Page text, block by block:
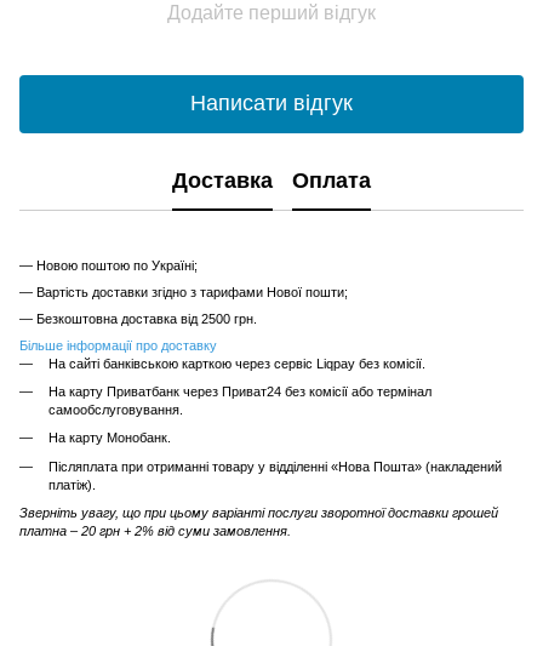
Додайте перший відгук
Написати відгук
Доставка Оплата
— Новою поштою по Україні;
— Вартість доставки згідно з тарифами Нової пошти;
— Безкоштовна доставка від 2500 грн.
Більше інформації про доставку
На сайті банківською карткою через сервіс Liqpay без комісії.
На карту Приватбанк через Приват24 без комісії або термінал
самообслуговування.
На карту Монобанк.
Післяплата при отриманні товару у відділенні «Нова Пошта» (накладений
платіж).
Зверніть увагу, що при цьому варіанті послуги зворотної доставки грошей
платна – 20 грн + 2% від суми замовлення.